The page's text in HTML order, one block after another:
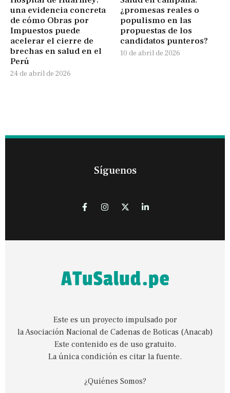
una evidencia concreta
de cómo Obras por
Impuestos puede
acelerar el cierre de
brechas en salud en el
Perú
24 de abril de 2026
¿promesas reales o
populismo en las
propuestas de los
candidatos punteros?
10 de abril de 2026
Síguenos
Este es un proyecto impulsado por
la Asociación Nacional de Cadenas de Boticas (Anacab)
Este contenido es de uso gratuito.
La única condición es citar la fuente.
¿Quiénes Somos?